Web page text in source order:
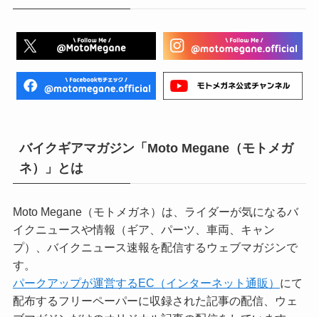
バイクギアマガジン「Moto Megane（モトメガ
ネ）」とは
Moto Megane（モトメガネ）は、ライダーが気になるバ
イクニュースや情報（ギア、パーツ、車両、キャン
プ）、バイクニュース速報を配信するウェブマガジンで
す。
パークアップが運営するEC（インターネット通販） にて
配布するフリーペーパーに収録された記事の配信、ウェ